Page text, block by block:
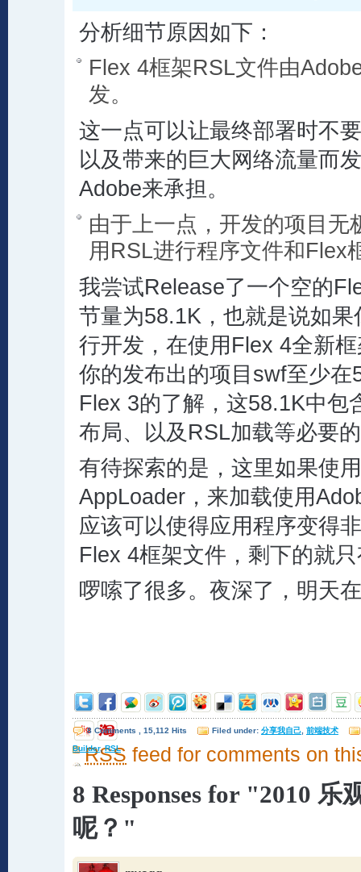
分析细节原因如下：
Flex 4框架RSL文件由
发。
这一点可以让最终部署时不
以及带来的巨大网络流量而
Adobe来承担。
由于上一点，开发的项目无
用RSL进行程序文件和Flex
我尝试Release了一个空的
节量为58.1K，也就是说如
行开发，在使用Flex 4全新
你的发布出的项目swf至少在
Flex 3的了解，这58.1K中包
布局、以及RSL加载等必要
有待探索的是，这里如果使
AppLoader，来加载使用
应该可以使得应用程序变得
Flex 4框架文件，剩下的就
啰嗦了很多。夜深了，明天
8 Comments , 15,112 Hits Filed under: 分享我自己 前端技术
Builder,RSL
RSS feed for comments on
8 Responses for "2010 乐
呢？"